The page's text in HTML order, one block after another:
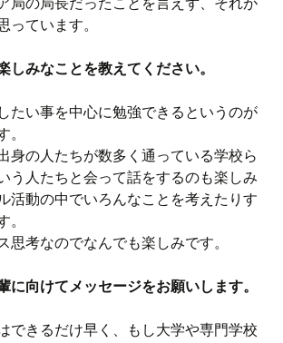
局の局長だったことを言えず、それが
っています。
しみなことを教えてください。
たい事を中心に勉強できるというのが
。
身の人たちが数多く通っている学校ら
う人たちと会って話をするのも楽しみ
活動の中でいろんなことを考えたりす
。
思考なのでなんでも楽しみです。
に向けてメッセージをお願いします。
できるだけ早く、もし大学や専門学校